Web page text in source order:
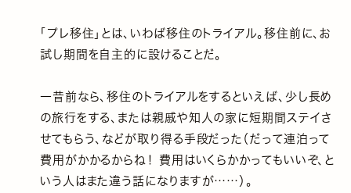
「プレ移住」とは、いわば移住のトライアル。移住前に、お
試し期間を自主的に設けることだ。
一昔前なら、移住のトライアルをするといえば、少し長め
の旅行をする、または親戚や知人の家に短期間ステイさ
せてもらう、などが取り得る手段だった（だって連泊って
費用がかかるからね！ 費用はいくらかかってもいいぞ、と
いう人はまた違う話になりますが……）。